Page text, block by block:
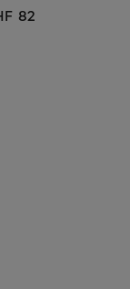
82